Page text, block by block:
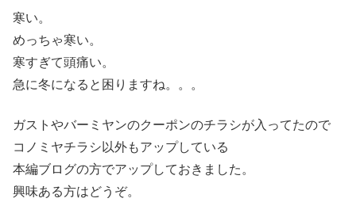
寒い。
めっちゃ寒い。
寒すぎて頭痛い。
急に冬になると困りますね。。。
ガストやバーミヤンのクーポンのチラシが入ってたので
コノミヤチラシ以外もアップしている
本編ブログの方でアップしておきました。
興味ある方はどうぞ。